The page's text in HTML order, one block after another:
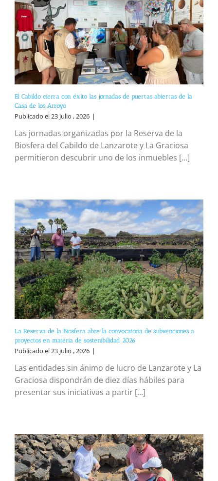
El Cabildo cierra con éxito las jornadas de puertas abiertas de la
Casa de los Arroyo
Publicado el 23 julio , 2026 |
Las jornadas organizadas por la Reserva de la
Biosfera del Cabildo de Lanzarote y La Graciosa
permitieron descubrir uno de los inmuebles [...]
La Reserva de la Biosfera abre la convocatoria de subvenciones a
proyectos en materia de sostenibilidad 2026
Publicado el 23 julio , 2026 |
Las entidades sin ánimo de lucro de Lanzarote y La
Graciosa dispondrán de diez días hábiles para
presentar sus iniciativas a partir [...]